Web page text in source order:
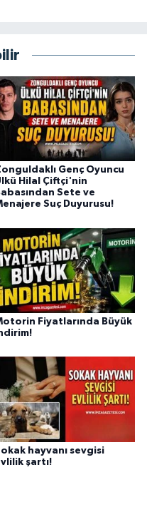
Genç Oyuncu
Hilal Çiftçi'nin
Sete ve
Suç Duyurusu!
Fiyatlarında Büyük
hayvanı sevgisi
şartı!